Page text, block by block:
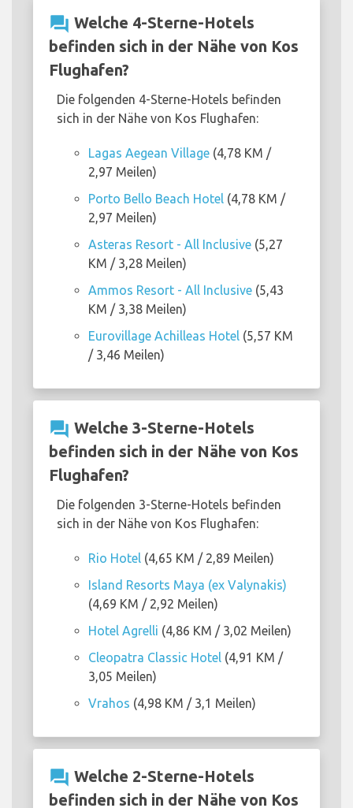
question_answer Welche 4-Sterne-Hotels
befinden sich in der Nähe von Kos
Flughafen?
Die folgenden 4-Sterne-Hotels befinden
sich in der Nähe von Kos Flughafen:
Lagas Aegean Village (4,78 KM /
2,97 Meilen)
Porto Bello Beach Hotel (4,78 KM /
2,97 Meilen)
Asteras Resort - All Inclusive (5,27
KM / 3,28 Meilen)
Ammos Resort - All Inclusive (5,43
KM / 3,38 Meilen)
Eurovillage Achilleas Hotel (5,57 KM
/ 3,46 Meilen)
question_answer Welche 3-Sterne-Hotels
befinden sich in der Nähe von Kos
Flughafen?
Die folgenden 3-Sterne-Hotels befinden
sich in der Nähe von Kos Flughafen:
Rio Hotel (4,65 KM / 2,89 Meilen)
Island Resorts Maya (ex Valynakis)
(4,69 KM / 2,92 Meilen)
Hotel Agrelli (4,86 KM / 3,02 Meilen)
Cleopatra Classic Hotel (4,91 KM /
3,05 Meilen)
Vrahos (4,98 KM / 3,1 Meilen)
question_answer Welche 2-Sterne-Hotels
befinden sich in der Nähe von Kos